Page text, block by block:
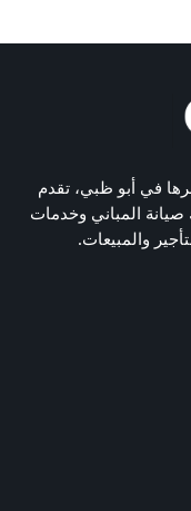
في أبو ظبي، تقدم
المباني وخدمات
والمبيعات.